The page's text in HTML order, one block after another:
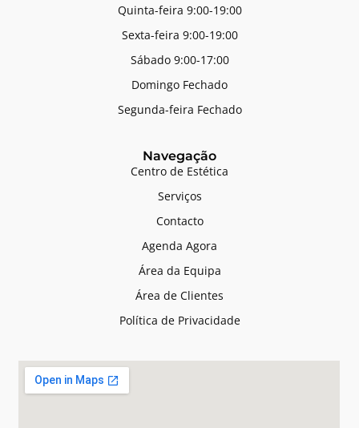
Quinta-feira 9:00-19:00
Sexta-feira 9:00-19:00
Sábado 9:00-17:00
Domingo Fechado
Segunda-feira Fechado
Navegação
Centro de Estética
Serviços
Contacto
Agenda Agora
Área da Equipa
Área de Clientes
Política de Privacidade